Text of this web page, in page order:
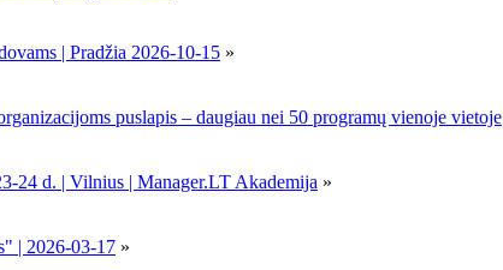
| Pradžia 2026-10-15 »
puslapis – daugiau nei 50 programų vienoje vietoje
24 d. | Vilnius | Manager.LT Akademija »
| 2026-03-17 »